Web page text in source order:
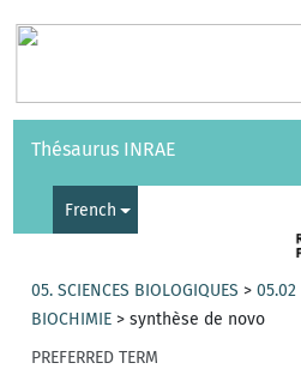
Vocabularies API
Thésaurus INRAE
French
05. SCIENCES BIOLOGIQUES >05.02
BIOCHIMIE >synthèse de novo
PREFERRED TERM